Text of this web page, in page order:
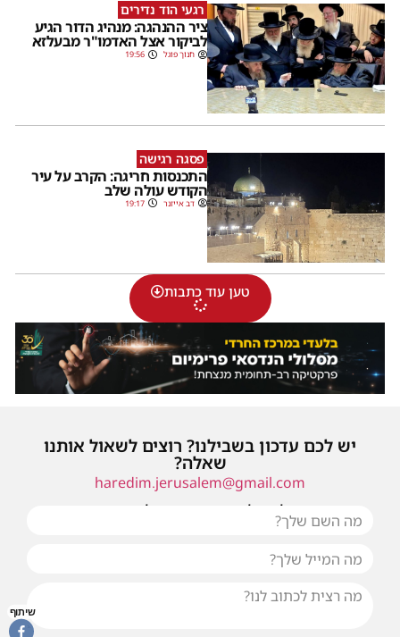
רגעי הוד נדירים
ציר ההנהגה: מנהיג הדור הגיע
לביקור אצל האדמו"ר מבעלזא
חנוך פוגל 19:56
פסגה רגישה
התכנסות חריגה: הקרב על עיר
הקודש עולה שלב
דב אייזנר 19:17
טען עוד כתבות
יש לכם עדכון בשבילנו? רוצים לשאול אותנו
שאלה?
haredim.jerusalem@gmail.com
או שילחו אלינו פנייה ונחזור אליכם בהקדם
שיתוף